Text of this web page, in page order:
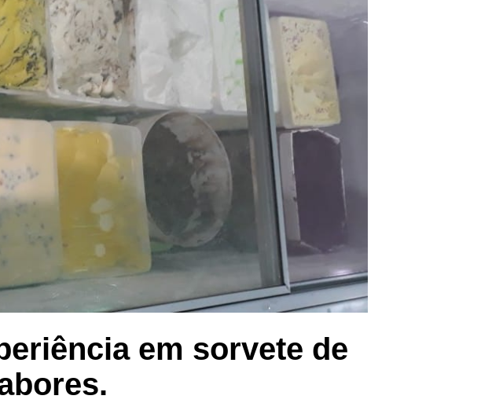
em sorvete de